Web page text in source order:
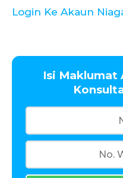
Login Ke Akaun
Isi Maklumat